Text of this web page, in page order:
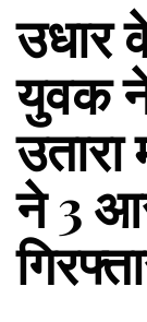
उधार
युवक
ने 3